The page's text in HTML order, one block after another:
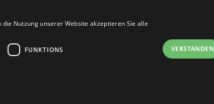
jobs.de
Vertrag widerrufen
Nutzung unserer Website akzeptieren Sie alle
FUNKTIONS VERSTANDEN